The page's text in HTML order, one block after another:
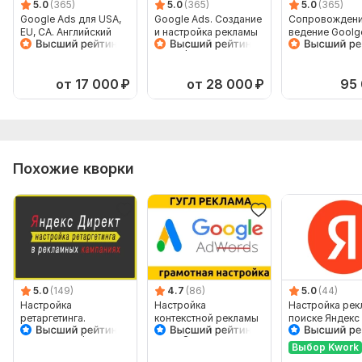
Ссылка на рекламируемый сайт;
Регион показов объявлений (страна, город);
Недельный бюджет на рекламу;
Преимущества перед конкурентами.
5.0 (365)
Google Ads для USA,
EU, CA. Английский
язык
от 17 000 ₽
5.0 (365)
Google Ads. Создание
и настройка рекламы
+подарок. Опыт 5+
от 28 000 ₽
5.0 (365)
ведение
на английском
95
Похожие кворки
5.0 (149)
Настройка
ретаргетинга.
Контекстная реклама
4.7 (86)
Настройка
контекстной рекламы
в Google Adwords.
5.0 (44)
Настройка
поиске Яндекс
Выбор Kwork